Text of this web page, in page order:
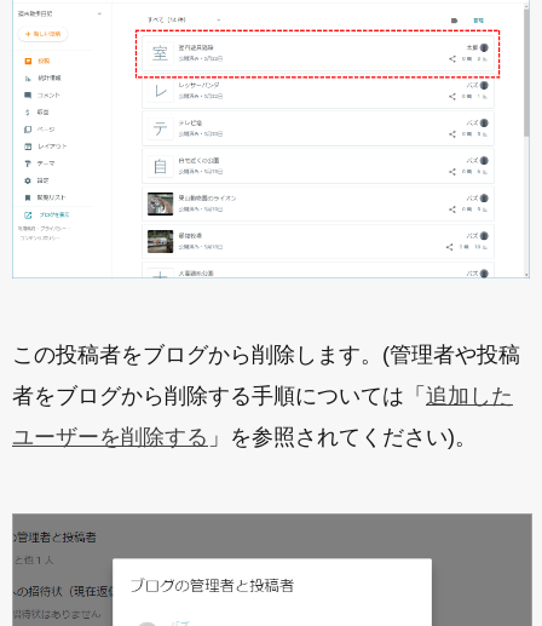
この投稿者をブログから削除します。(管理者や投稿
者をブログから削除する手順については「 追加した
ユーザーを削除する 」を参照されてください)。